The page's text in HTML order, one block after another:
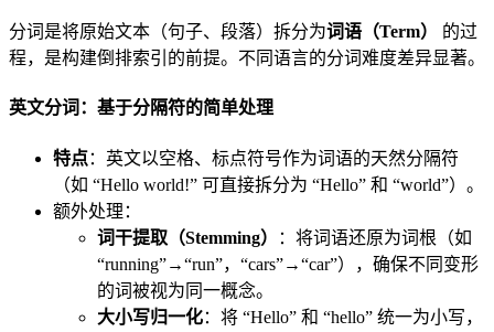
分词是将原始文本（句子、段落）拆分为词语（Term）
的过
程，是构建倒排索引的前提。不同语言的分词难度差异显著。
英文分词：基于分隔符的简单处理
特点：英文以空格、标点符号作为词语的天然分隔符
（如 “Hello world!” 可直接拆分为 “Hello” 和 “world”）。
额外处理：
词干提取（Stemming）
：将词语还原为词根（如
“running”→“run”，“cars”→“car”），确保不同变形
的词被视为同一概念。
大小写归一化：将 “Hello” 和 “hello” 统一为小写，